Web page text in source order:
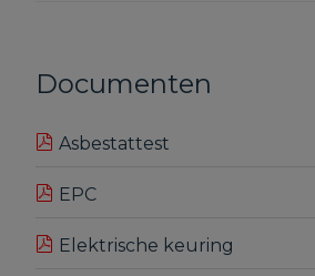
Documenten
Asbestattest
EPC
Elektrische keuring